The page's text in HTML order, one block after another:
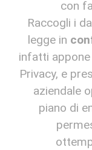
con
Raccogli i
legge in
infatti
Privacy, e
aziendale
piano di